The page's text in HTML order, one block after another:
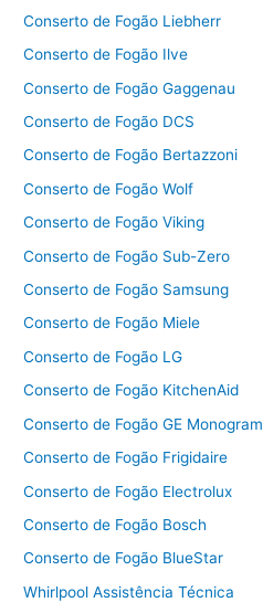
Conserto de Fogão Liebherr
Conserto de Fogão Ilve
Conserto de Fogão Gaggenau
Conserto de Fogão DCS
Conserto de Fogão Bertazzoni
Conserto de Fogão Wolf
Conserto de Fogão Viking
Conserto de Fogão Sub-Zero
Conserto de Fogão Samsung
Conserto de Fogão Miele
Conserto de Fogão LG
Conserto de Fogão KitchenAid
Conserto de Fogão GE Monogram
Conserto de Fogão Frigidaire
Conserto de Fogão Electrolux
Conserto de Fogão Bosch
Conserto de Fogão BlueStar
Whirlpool Assistência Técnica